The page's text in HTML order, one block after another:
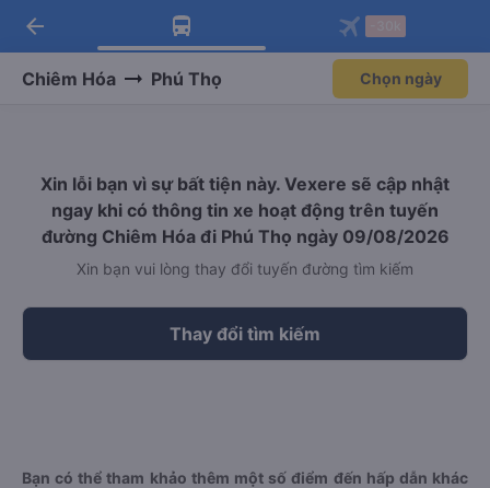
Tải app Vexere ngay!
Nhận ưu đãi thành viên độc
Mở app
Tải app Vexere
-30k/ghế khi đặt vé máy bay qua
Mở app
arrow_back
Chiêm Hóa Phú Thọ Chọn ngày
Xin lỗi bạn vì sự bất tiện này. Vexere sẽ cập nhật
ngay khi có thông tin xe hoạt động trên tuyến
đường Chiêm Hóa đi Phú Thọ ngày 09/08/2026
Xin bạn vui lòng thay đổi tuyến đường tìm kiếm
Thay đổi tìm kiếm
Bạn có thể tham khảo thêm một số điểm đến hấp dẫn khác